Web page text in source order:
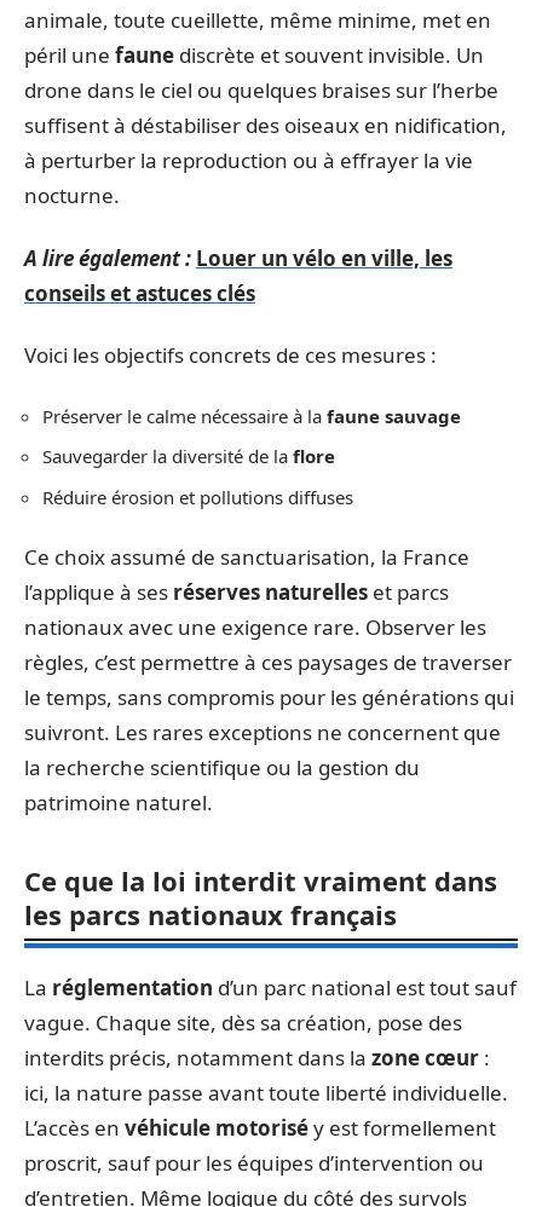
animale, toute cueillette, même minime, met en
péril une faune discrète et souvent invisible. Un
drone dans le ciel ou quelques braises sur l’herbe
suffisent à déstabiliser des oiseaux en nidification,
à perturber la reproduction ou à effrayer la vie
nocturne.
A lire également : Louer un vélo en ville, les
conseils et astuces clés
Voici les objectifs concrets de ces mesures :
Préserver le calme nécessaire à la faune sauvage
Sauvegarder la diversité de la flore
Réduire érosion et pollutions diffuses
Ce choix assumé de sanctuarisation, la France
l’applique à ses réserves naturelles et parcs
nationaux avec une exigence rare. Observer les
règles, c’est permettre à ces paysages de traverser
le temps, sans compromis pour les générations qui
suivront. Les rares exceptions ne concernent que
la recherche scientifique ou la gestion du
patrimoine naturel.
Ce que la loi interdit vraiment dans
les parcs nationaux français
La réglementation d’un parc national est tout sauf
vague. Chaque site, dès sa création, pose des
interdits précis, notamment dans la zone cœur :
ici, la nature passe avant toute liberté individuelle.
L’accès en véhicule motoriséy est formellement
proscrit, sauf pour les équipes d’intervention ou
d’entretien. Même logique du côté des survols